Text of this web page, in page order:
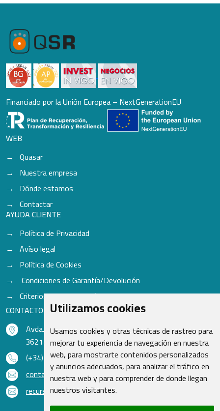
Utilizamos cookies
Usamos cookies y otras técnicas de rastreo para
mejorar tu experiencia de navegación en nuestra
web, para mostrarte contenidos personalizados
y anuncios adecuados, para analizar el tráfico en
nuestra web y para comprender de donde llegan
nuestros visitantes.
Financiado por la Unión Europea – NextGenerationEU
WEB
Quasar
Nuestra empresa
Dónde estamos
Contactar
AYUDA CLIENTE
Política de Privacidad
Avíso legal
Política de Cookies
Condiciones de Garantía/Devolución
Criterios para aceptación de Cascos
CONTACTO
Avda. do Freixo - Sardoma, 13
36214 Vigo - Pontevedra - España
(+34) 986 48 16 33
contacto@qsr.es
recursoshumanos@qsr.es